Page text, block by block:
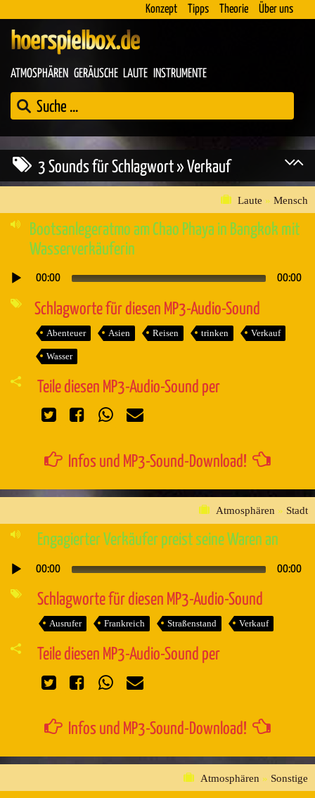
Konzept Tipps Theorie Über uns
hoerspielbox.de
ATMOSPHÄREN GERÄUSCHE LAUTE INSTRUMENTE
3 Sounds für Schlagwort » Verkauf
Laute » Mensch
Bootsanlegeratmo am Chao Phaya in Bangkok mit
Wasserverkäuferin
Audio-
00:00 00:00
Schlagworte für diesen MP3-Audio-Sound
Abenteuer Asien Reisen trinken Verkauf
Wasser
Teile diesen MP3-Audio-Sound per
Infos und MP3-Sound-Download!
Atmosphären » Stadt
Engagierter Verkäufer preist seine Waren an
Audio-
00:00 00:00
Schlagworte für diesen MP3-Audio-Sound
Ausrufer Frankreich Straßenstand Verkauf
Teile diesen MP3-Audio-Sound per
Infos und MP3-Sound-Download!
Atmosphären » Sonstige